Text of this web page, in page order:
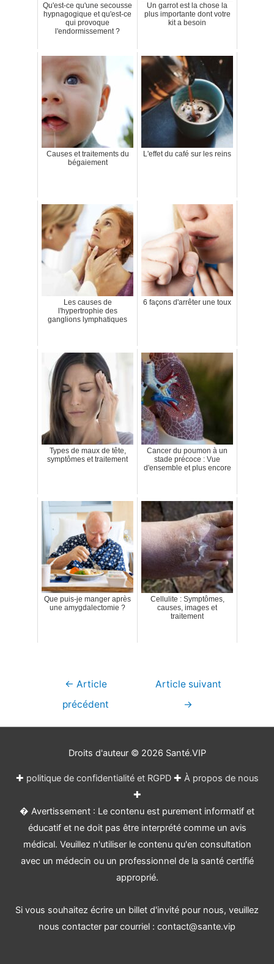
Qu'est-ce qu'une secousse
hypnagogique et qu'est-ce
qui provoque
l'endormissement ?
Un garrot est la chose la
plus importante dont votre
kit a besoin
Causes et traitements du
bégaiement
L'effet du café sur les reins
Les causes de
l'hypertrophie des
ganglions lymphatiques
6 façons d'arrêter une toux
Types de maux de tête,
symptômes et traitement
Cancer du poumon à un
stade précoce : Vue
d'ensemble et plus encore
Que puis-je manger après
une amygdalectomie ?
Cellulite : Symptômes,
causes, images et
traitement
Navigation
← Article
précédent
Article suivant
→
Droits d'auteur © 2026 Santé.VIP
✚ politique de confidentialité et RGPD✚ À propos de nous
✚
� Avertissement : Le contenu est purement informatif et
éducatif et ne doit pas être interprété comme un avis
médical. Veuillez n'utiliser le contenu qu'en consultation
avec un médecin ou un professionnel de la santé certifié
approprié.
Si vous souhaitez écrire un billet d'invité pour nous, veuillez
nous contacter par courriel : contact@sante.vip